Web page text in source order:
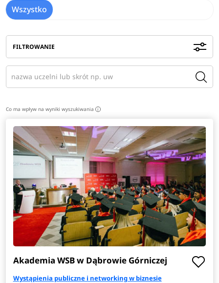
Wszystko
FILTROWANIE
Co ma wpływ na wyniki wyszukiwania i
Akademia WSB w Dąbrowie Górniczej
Wystąpienia publiczne i networking w biznesie